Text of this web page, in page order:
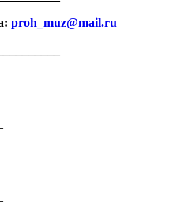
proh_muz@mail.ru